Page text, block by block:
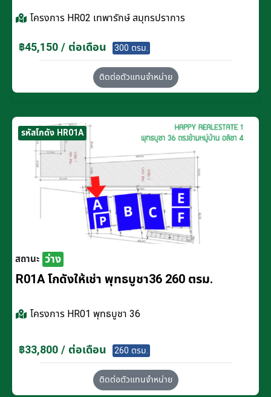
โครงการ HR02 เทพารักษ์ สมุทรปราการ
฿45,150 / ต่อเดือน 300 ตรม.
ติดต่อตัวแทนจำหน่าย
รหัสโกดัง HR01A
สถานะ ว่าง
R01A โกดังให้เช่า พุทธบูชา36 260 ตรม.
โครงการ HR01 พุทธบูชา 36
฿33,800 / ต่อเดือน 260 ตรม.
ติดต่อตัวแทนจำหน่าย